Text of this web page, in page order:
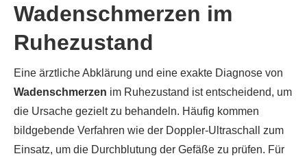
Wadenschmerzen im
Ruhezustand
Eine ärztliche Abklärung und eine exakte Diagnose von
Wadenschmerzen im Ruhezustand ist entscheidend, um
die Ursache gezielt zu behandeln. Häufig kommen
bildgebende Verfahren wie der Doppler-Ultraschall zum
Einsatz, um die Durchblutung der Gefäße zu prüfen. Für